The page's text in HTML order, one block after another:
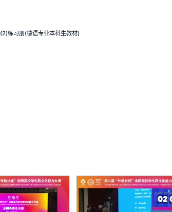
练习册(德语专业本科生教材)